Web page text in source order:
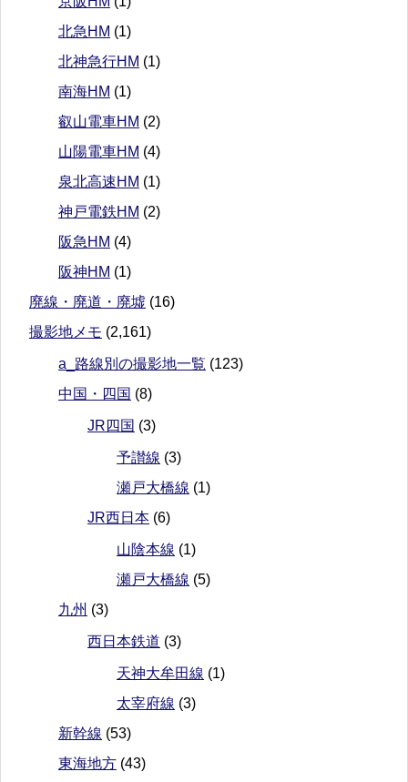
北急HM (1)
北神急行HM (1)
南海HM (1)
叡山電車HM (2)
山陽電車HM (4)
泉北高速HM (1)
神戸電鉄HM (2)
阪急HM (4)
阪神HM (1)
廃線・廃道・廃墟 (16)
撮影地メモ (2,161)
a_路線別の撮影地一覧 (123)
中国・四国 (8)
JR四国 (3)
予讃線 (3)
瀬戸大橋線 (1)
JR西日本 (6)
山陰本線 (1)
瀬戸大橋線 (5)
九州 (3)
西日本鉄道 (3)
天神大牟田線 (1)
太宰府線 (3)
新幹線 (53)
東海地方 (43)